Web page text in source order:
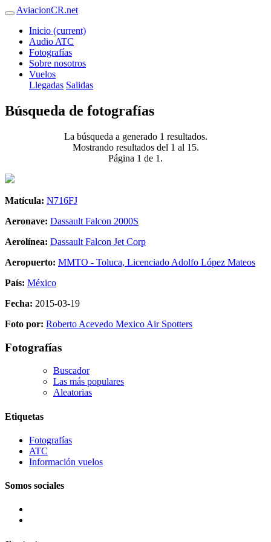
AviacionCR.net
Inicio (current)
Audio ATC
Fotografías
Sobre nosotros
Vuelos
Llegadas Salidas
Búsqueda de fotografías
La búsqueda a generado 1 resultados.
Mostrando resultados del 1 al 15.
Página 1 de 1.
Matícula: N716FJ
Aeronave: Dassault Falcon 2000S
Aerolínea: Dassault Falcon Jet Corp
Aeropuerto: MMTO - Toluca, Licenciado Adolfo López Mateos
País: México
Fecha: 2015-03-19
Foto por: Roberto Acevedo Mexico Air Spotters
Fotografías
Buscador
Las más populares
Aleatorias
Etiquetas
Fotografías
ATC
Información vuelos
Somos sociales